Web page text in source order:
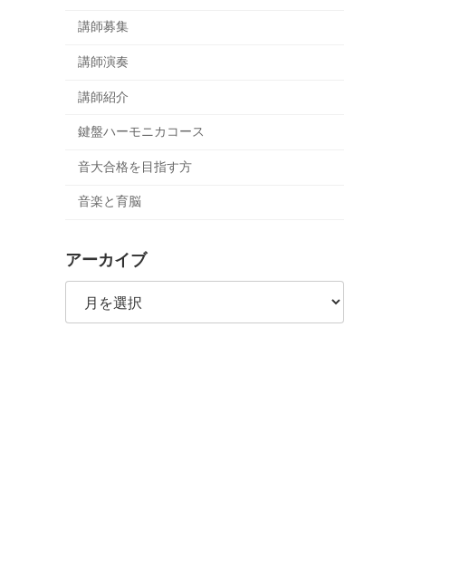
講師募集
講師演奏
講師紹介
鍵盤ハーモニカコース
音大合格を目指す方
音楽と育脳
アーカイブ
ア